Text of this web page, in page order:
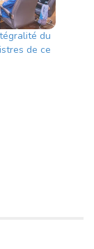
du
de ce